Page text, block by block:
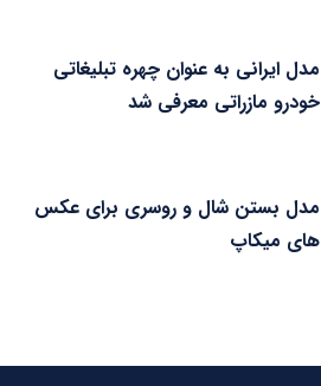
مدل ایرانی به عنوان چهره تبلیغاتی
خودرو مازراتی معرفی شد
مدل بستن شال و روسری برای عکس
های میکاپ